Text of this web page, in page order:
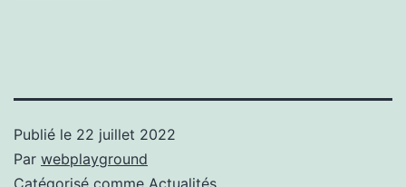
Publié le 22 juillet 2022
Par webplayground